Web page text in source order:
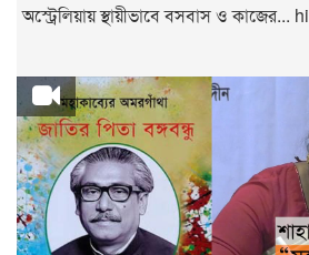
অস্ট্রেলিয়ায় স্থায়ীভাবে বসবাস ও কাজের... hi